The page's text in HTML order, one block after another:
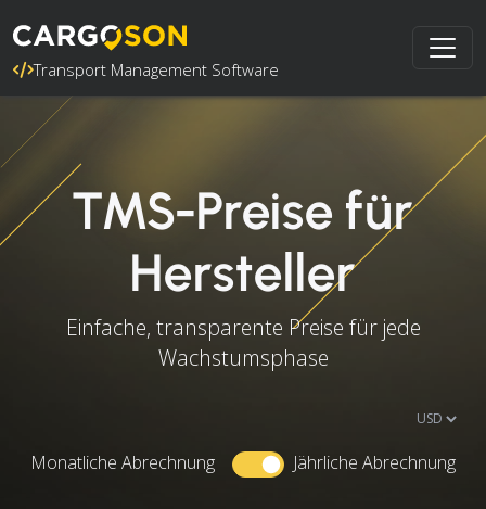
Transport Management Software
TMS-Preise für
Hersteller
Einfache, transparente Preise für jede
Wachstumsphase
Monatliche Abrechnung Jährliche Abrechnung